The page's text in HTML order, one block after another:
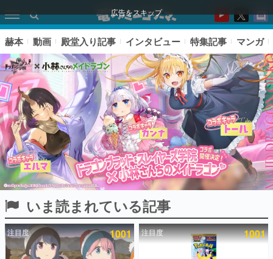
広告をスキップ
ピックアップ
電ファミのいま読まれている記事ランキング
赫本 動画 殿堂入り記事 インタビュー 特集記事 マンガ
いま読まれている記事
注目度 1001 注目度 1001